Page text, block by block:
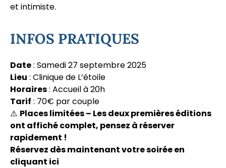
et intimiste.
INFOS PRATIQUES
Date: Samedi 27 septembre 2025
Lieu : Clinique de L’étoile
Horaires: Accueil à 20h
Tarif : 70€ par couple
⚠️ Places limitées – Les deux premières éditions
ont affiché complet, pensez à réserver
rapidement !
Réservez dès maintenant votre soirée en
cliquant ici